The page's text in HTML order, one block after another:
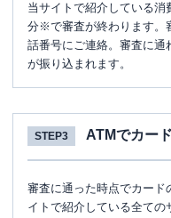
当サイトで紹介している
分※で審査が終わります。
話番号にご連絡。審査に通
が振り込まれます。
STEP3 ATMでカー
審査に通った時点でカード
イトで紹介している全て